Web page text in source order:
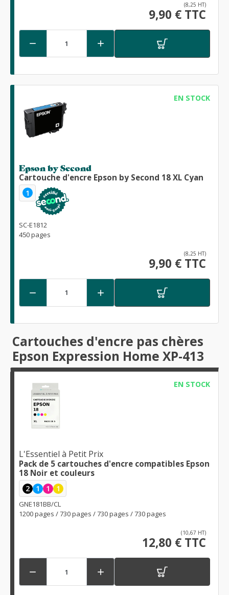
(8,25 HT)
9,90 € TTC
 
EN STOCK
Epson by Second
Cartouche d'encre Epson by Second 18 XL Cyan
1
SC-E1812
450 pages
(8,25 HT)
9,90 € TTC
 
Cartouches d'encre pas chères
Epson Expression Home XP-413
EN STOCK
L'Essentiel à Petit Prix
Pack de 5 cartouches d'encre compatibles Epson
18 Noir et couleurs
2 1 1 1
GNE181BB/CL
1200 pages / 730 pages / 730 pages / 730 pages
(10,67 HT)
12,80 € TTC
 